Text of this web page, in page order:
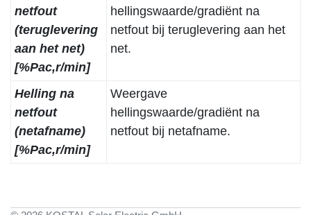
netfout
(teruglevering
aan het net)
[%Pac,r/min]
hellingswaarde/gradiënt na
netfout bij teruglevering aan het
net.
Helling na
netfout
(netafname)
[%Pac,r/min]
Weergave
hellingswaarde/gradiënt na
netfout bij netafname.